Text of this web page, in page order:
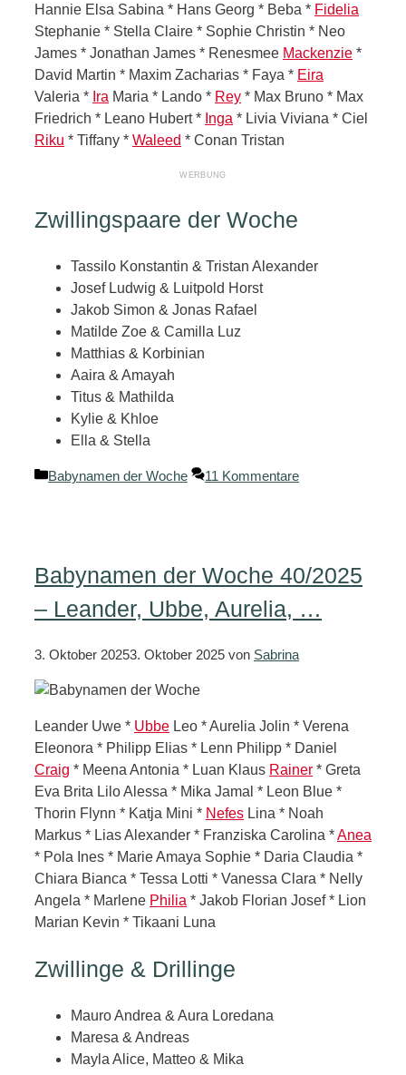
Hannie Elsa Sabina * Hans Georg * Beba * Fidelia
Stephanie * Stella Claire * Sophie Christin * Neo
James * Jonathan James * Renesmee Mackenzie *
David Martin * Maxim Zacharias * Faya * Eira
Valeria * Ira Maria * Lando * Rey * Max Bruno * Max
Friedrich * Leano Hubert * Inga * Livia Viviana * Ciel
Riku * Tiffany * Waleed * Conan Tristan
Zwillingspaare der Woche
Tassilo Konstantin & Tristan Alexander
Josef Ludwig & Luitpold Horst
Jakob Simon & Jonas Rafael
Matilde Zoe & Camilla Luz
Matthias & Korbinian
Aaira & Amayah
Titus & Mathilda
Kylie & Khloe
Ella & Stella
Kategorien
Babynamen der Woche 11 Kommentare
Babynamen der Woche 40/2025
– Leander, Ubbe, Aurelia, …
3. Oktober 20253. Oktober 2025 von Sabrina
Leander Uwe * Ubbe Leo * Aurelia Jolin * Verena
Eleonora * Philipp Elias * Lenn Philipp * Daniel
Craig * Meena Antonia * Luan Klaus Rainer * Greta
Eva Brita Lilo Alessa * Mika Jamal * Leon Blue *
Thorin Flynn * Katja Mini * Nefes Lina * Noah
Markus * Lias Alexander * Franziska Carolina *Anea
* Pola Ines * Marie Amaya Sophie * Daria Claudia *
Chiara Bianca * Tessa Lotti * Vanessa Clara * Nelly
Angela * Marlene Philia * Jakob Florian Josef * Lion
Marian Kevin * Tikaani Luna
Zwillinge & Drillinge
Mauro Andrea & Aura Loredana
Maresa & Andreas
Mayla Alice, Matteo & Mika